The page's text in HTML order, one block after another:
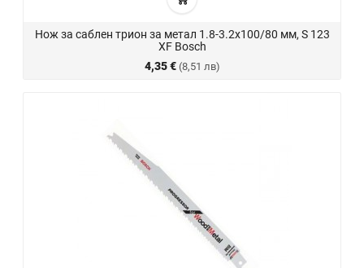
Нож за саблен трион за метал 1.8-3.2х100/80 мм, S 123
XF Bosch
4,35 € (8,51 лв)